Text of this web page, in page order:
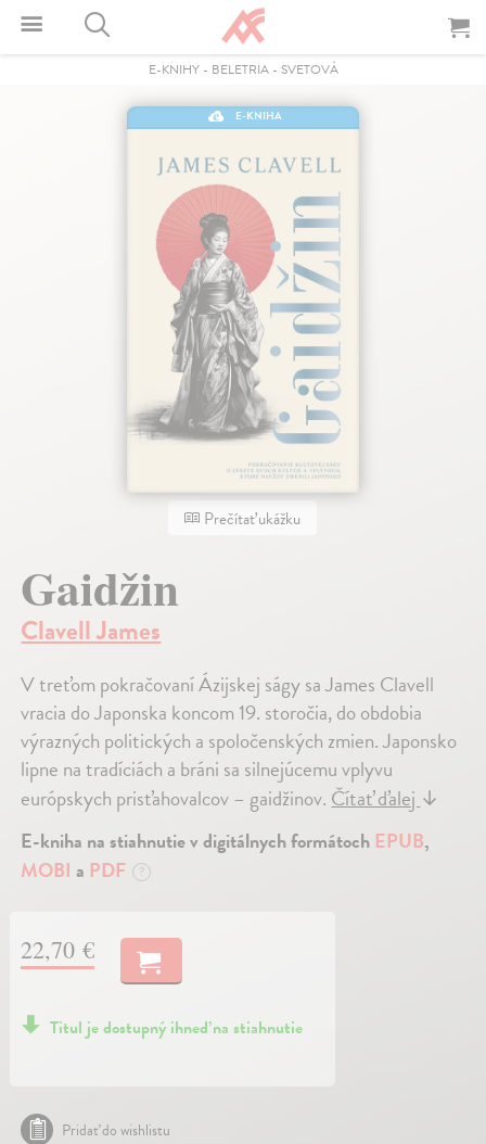
E-KNIHY- BELETRIA- SVETOVÁ
E-KNIHA
Prečítať ukážku
Gaidžin
Clavell James
V treťom pokračovaní Ázijskej ságy sa James Clavell
vracia do Japonska koncom 19. storočia, do obdobia
výrazných politických a spoločenských zmien. Japonsko
lipne na tradíciách a bráni sa silnejúcemu vplyvu
európskych prisťahovalcov – gaidžinov.Čítať ďalej↓
E-kniha na stiahnutie v digitálnych formátoch EPUB,
MOBI a PDF ?
22,70 €
Titul je dostupný ihneď na stiahnutie
Pridať do wishlistu